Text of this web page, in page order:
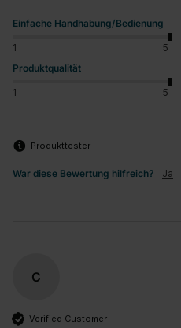
Einfache Handhabung/Bedienung
1 5
Produktqualität
1 5
Produkttester
War diese Bewertung hilfreich? Ja
C
Verified Customer